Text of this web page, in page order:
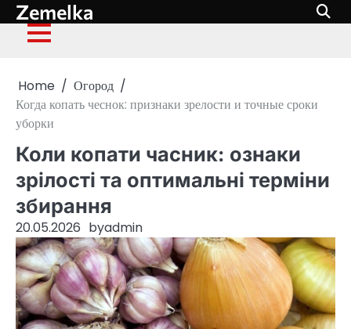
Skip
to
content
Zemelka
Home
Огород
Когда копать чеснок: признаки зрелости и точные сроки
уборки
Коли копати часник: ознаки
зрілості та оптимальні терміни
збирання
20.05.2026 byadmin